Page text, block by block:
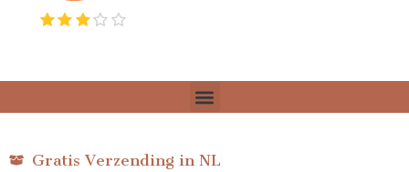
Gratis Verzending in NL